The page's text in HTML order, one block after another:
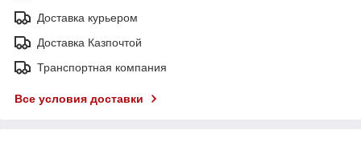
Доставка курьером
Доставка Казпочтой
Транспортная компания
Все условия доставки